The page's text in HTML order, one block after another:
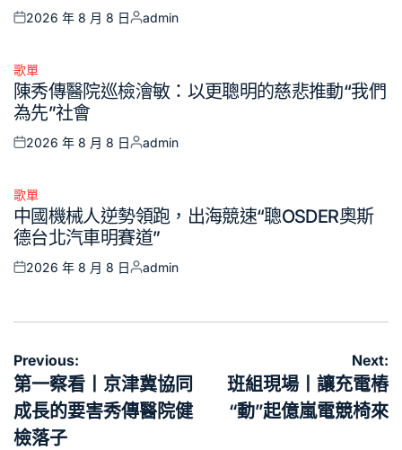
Posted
2026 年 8 月 8 日
Posted
admin
Posted
in
歌單
陳秀傳醫院巡檢澮敏：以更聰明的慈悲推動“我們
為先”社會
Posted
2026 年 8 月 8 日
Posted
admin
Posted
in
歌單
中國機械人逆勢領跑，出海競速“聰OSDER奧斯
德台北汽車明賽道”
Posted
2026 年 8 月 8 日
Posted
admin
文
章
導
覽
Previous:
第一察看丨京津冀協同
成長的要害秀傳醫院健
檢落子
Next:
班組現場丨讓充電樁
“動”起億嵐電競椅來